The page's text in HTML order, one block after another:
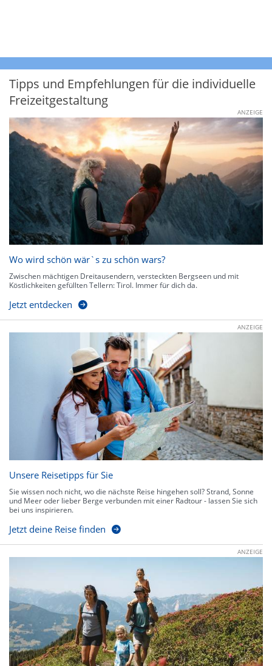
Tipps und Empfehlungen für die individuelle
Freizeitgestaltung
ANZEIGE
Wo wird schön wär`s zu schön wars?
Zwischen mächtigen Dreitausendern, versteckten Bergseen und mit
Köstlichkeiten gefüllten Tellern: Tirol. Immer für dich da.
Jetzt entdecken
ANZEIGE
Unsere Reisetipps für Sie
Sie wissen noch nicht, wo die nächste Reise hingehen soll? Strand, Sonne
und Meer oder lieber Berge verbunden mit einer Radtour - lassen Sie sich
bei uns inspirieren.
Jetzt deine Reise finden
ANZEIGE